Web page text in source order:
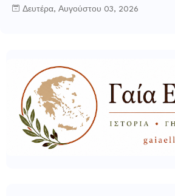
Δευτέρα, Αυγούστου 03, 2026